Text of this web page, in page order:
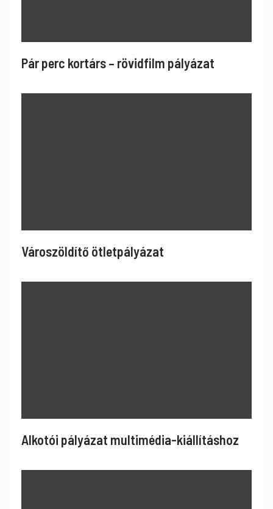
Pár perc kortárs – rövidfilm pályázat
Városzöldítő ötletpályázat
Alkotói pályázat multimédia-kiállításhoz